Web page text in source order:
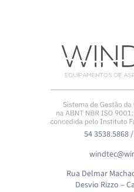
54 3538.5868
Rua Delmar
Desvio Rizzo –